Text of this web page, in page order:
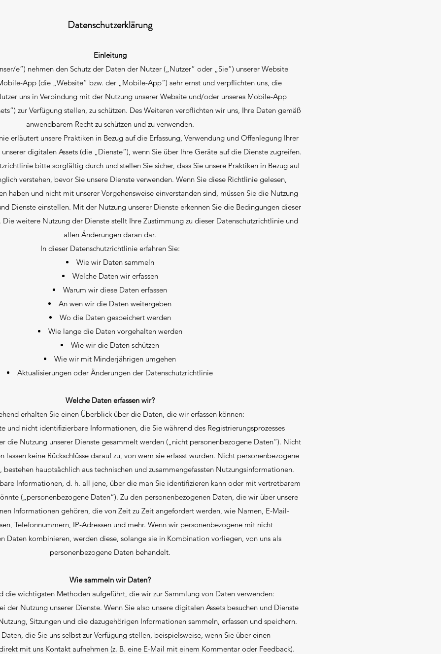
Datenschutzerklärung
Einleitung
e“) nehmen den Schutz der Daten der Nutzer („Nutzer“ oder „Sie“) unserer Website
App (die „Website“ bzw. der „Mobile-App“) sehr ernst und verpflichten uns, die
uns in Verbindung mit der Nutzung unserer Website und/oder unseres Mobile-App
zur Verfügung stellen, zu schützen. Des Weiteren verpflichten wir uns, Ihre Daten gemäß
anwendbarem Recht zu schützen und zu verwenden.
erläutert unsere Praktiken in Bezug auf die Erfassung, Verwendung und Offenlegung Ihrer
digitalen Assets (die „Dienste“), wenn Sie über Ihre Geräte auf die Dienste zugreifen.
bitte sorgfältig durch und stellen Sie sicher, dass Sie unsere Praktiken in Bezug auf
verstehen, bevor Sie unsere Dienste verwenden. Wenn Sie diese Richtlinie gelesen,
haben und nicht mit unserer Vorgehensweise einverstanden sind, müssen Sie die Nutzung
Dienste einstellen. Mit der Nutzung unserer Dienste erkennen Sie die Bedingungen dieser
Die weitere Nutzung der Dienste stellt Ihre Zustimmung zu dieser Datenschutzrichtlinie und
allen Änderungen daran dar.
In dieser Datenschutzrichtlinie erfahren Sie:
Wie wir Daten sammeln
Welche Daten wir erfassen
Warum wir diese Daten erfassen
An wen wir die Daten weitergeben
Wo die Daten gespeichert werden
Wie lange die Daten vorgehalten werden
Wie wir die Daten schützen
Wie wir mit Minderjährigen umgehen
Aktualisierungen oder Änderungen der Datenschutzrichtlinie
Welche Daten erfassen wir?
erhalten Sie einen Überblick über die Daten, die wir erfassen können:
und nicht identifizierbare Informationen, die Sie während des Registrierungsprozesses
die Nutzung unserer Dienste gesammelt werden („nicht personenbezogene Daten“). Nicht
lassen keine Rückschlüsse darauf zu, von wem sie erfasst wurden. Nicht personenbezogene
bestehen hauptsächlich aus technischen und zusammengefassten Nutzungsinformationen.
Informationen, d. h. all jene, über die man Sie identifizieren kann oder mit vertretbarem
(„personenbezogene Daten“). Zu den personenbezogenen Daten, die wir über unsere
Informationen gehören, die von Zeit zu Zeit angefordert werden, wie Namen, E-Mail-
Telefonnummern, IP-Adressen und mehr. Wenn wir personenbezogene mit nicht
Daten kombinieren, werden diese, solange sie in Kombination vorliegen, von uns als
personenbezogene Daten behandelt.
Wie sammeln wir Daten?
die wichtigsten Methoden aufgeführt, die wir zur Sammlung von Daten verwenden:
der Nutzung unserer Dienste. Wenn Sie also unsere digitalen Assets besuchen und Dienste
Sitzungen und die dazugehörigen Informationen sammeln, erfassen und speichern.
die Sie uns selbst zur Verfügung stellen, beispielsweise, wenn Sie über einen
mit uns Kontakt aufnehmen (z. B. eine E-Mail mit einem Kommentar oder Feedback).